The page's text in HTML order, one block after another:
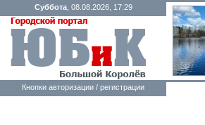
Суббота, 08.08.2026, 17:29
Кнопки авторизации / регистрации